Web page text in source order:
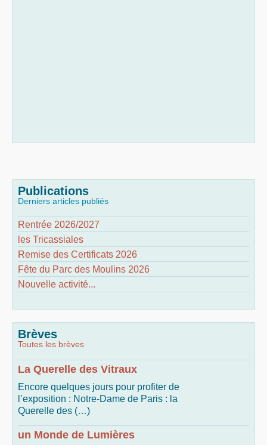
Publications
Derniers articles publiés
Rentrée 2026/2027
les Tricassiales
Remise des Certificats 2026
Fête du Parc des Moulins 2026
Nouvelle activité...
Brèves
Toutes les brèves
La Querelle des Vitraux
Encore quelques jours pour profiter de
l’exposition : Notre-Dame de Paris : la
Querelle des (…)
un Monde de Lumières